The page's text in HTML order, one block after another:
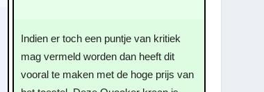
Indien er toch een puntje van kritiek
mag vermeld worden dan heeft dit
vooral te maken met de hoge prijs van